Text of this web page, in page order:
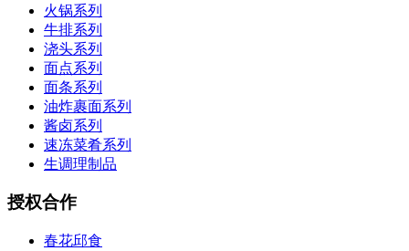
火锅系列
牛排系列
浇头系列
面点系列
面条系列
油炸裹面系列
酱卤系列
速冻菜肴系列
生调理制品
授权合作
春花邱食